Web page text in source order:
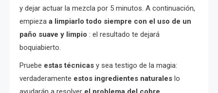
y dejar actuar la mezcla por 5 minutos. A continuación,
empieza a limpiarlo todo siempre con el uso de un
paño suave y limpio : el resultado te dejará
boquiabierto.
Pruebe estas técnicas y sea testigo de la magia:
verdaderamente estos ingredientes naturales lo